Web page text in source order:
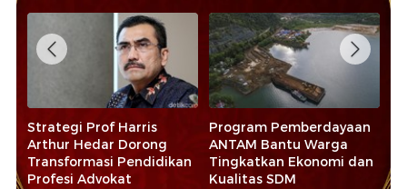
Strategi Prof Harris
Arthur Hedar Dorong
Transformasi Pendidikan
Profesi Advokat
Program Pemberdayaan
ANTAM Bantu Warga
Tingkatkan Ekonomi dan
Kualitas SDM